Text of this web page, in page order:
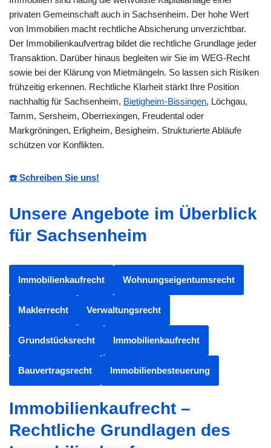
privaten Gemeinschaft auch in Sachsenheim. Der hohe Wert
von Immobilien macht rechtliche Absicherung unverzichtbar.
Der Immobilienkaufvertrag bildet die rechtliche Grundlage jeder
Transaktion. Darüber hinaus begleiten wir Sie im WEG-Recht
sowie bei der Klärung von Mietmängeln. So lassen sich Risiken
frühzeitig erkennen. Rechtliche Klarheit stärkt Ihre Position
nachhaltig für Sachsenheim, Bietigheim-Bissingen, Löchgau,
Tamm, Sersheim, Oberriexingen, Freudental oder
Markgröningen, Erligheim, Besigheim. Strukturierte Abläufe
schützen vor Konflikten.
☎️ Schreiben Sie uns!
Unsere Angebote im Überblick
für Sachsenheim
Immobilienkaufrecht Wohnungseigentumsrecht
Maklerrecht Verwaltungsrecht
Grundstücksrecht Immobilienkaufrecht
Bauvertragsrecht Immobilienbesteuerung
Immobilienkaufrecht –
Rechtliche Grundlagen des